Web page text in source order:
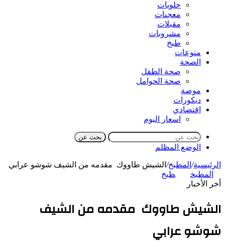
حلويات
معجنات
مقبلات
مشروبات
طبخ
منوعات
الصحة
صحة الطفل
صحة الحوامل
موضة
ديكورات
اقتصادي
اسعار اليوم
بحث عن
الوضع المظلم
الرئيسية/ المطبخ/ الشيش طاووك مقدمه من الشيف شوشو عرابي
المطبخ
طبخ
أخر الأخبار
الشيش طاووك مقدمه من الشيف
شوشو عرابي